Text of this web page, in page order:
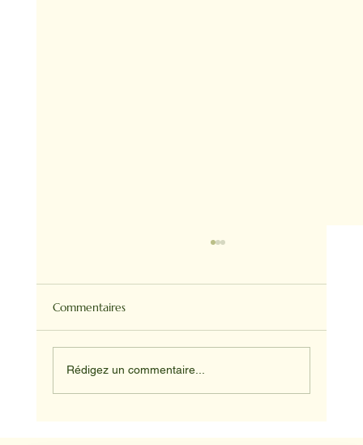
Commentaires
Rédigez un commentaire...